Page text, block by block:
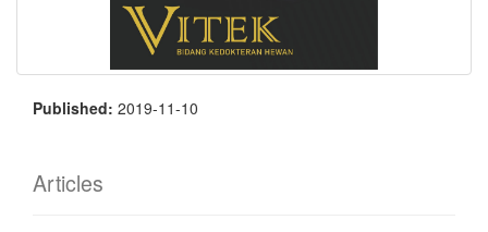
Published: 2019-11-10
Articles